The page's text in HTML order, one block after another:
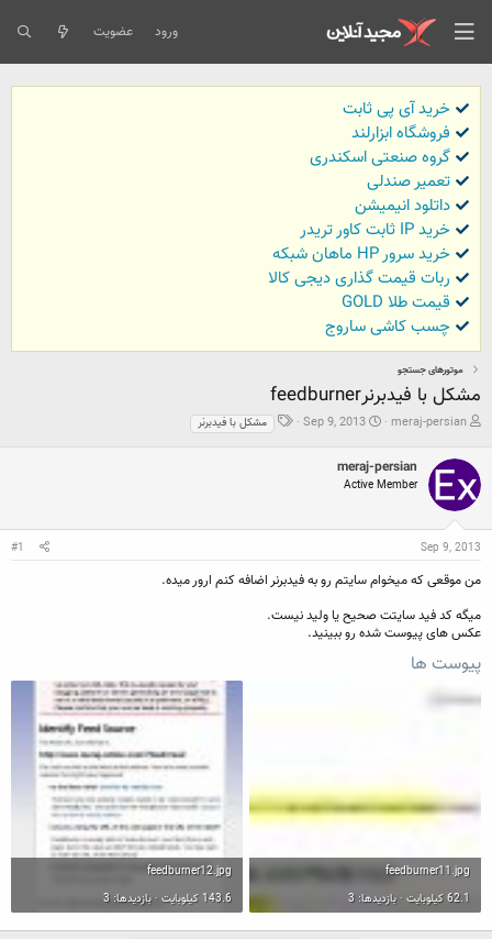
ورود عضویت
خرید آی پی ثابت
فروشگاه ابزارلند
گروه صنعتی اسکندری
تعمیر صندلی
داتلود انیمیشن
خرید IP ثابت کاور تریدر
خرید سرور HP ماهان شبکه
ربات قیمت گذاری دیجی کالا
قیمت طلا GOLD
چسب کاشی ساروج
موتورهای جستجو
مشکل با فیدبرنرfeedburner
ش
ک
ن
ه
و
و
ع
meraj-persian
ت
ی
خ
Sep 9, 2013
ب مشکل با فیدبرنر
meraj-persian
Active Member
Sep 9, 2013
#1
من موقعی که میخوام سایتم رو به فیدبرنر اضافه کنم ارور میده.
میگه کد فید سایتت صحیح یا ولید نیست.
عکس های پیوست شده رو ببینید.
پیوست ها
feedburner11.jpg
62.1 کیلوبایت · بازدیدها: 3
feedburner12.jpg
143.6 کیلوبایت · بازدیدها: 3